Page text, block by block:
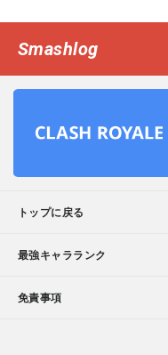
Smashlog
トップに戻る
最強キャラランク
免責事項